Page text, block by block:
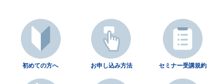
初めての方へ お申し込み方法 セミナー受講規約